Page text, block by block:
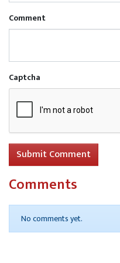
Comment
Captcha
Submit Comment
Comments
No comments yet.